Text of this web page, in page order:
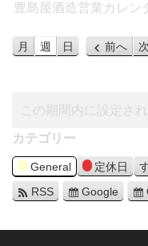
豊島屋酒造営業カレン
月 週 日 前へ
この期間内に設定さ
カテゴリー
General 定休日
RSS Google